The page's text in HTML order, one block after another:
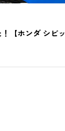
【ホンダ シビッ